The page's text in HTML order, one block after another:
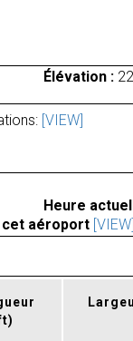
Élévation :
[VIEW]
Heure
cet aéroport [VIEW]